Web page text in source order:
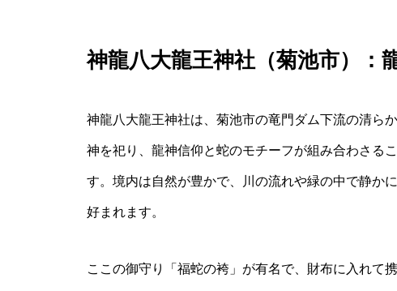
神龍八大龍王神社（菊池市）：
神龍八大龍王神社は、菊池市の竜門ダム下流の清ら
神を祀り、龍神信仰と蛇のモチーフが組み合わさる
す。境内は自然が豊かで、川の流れや緑の中で静か
好まれます。
ここの御守り「福蛇の袴」が有名で、財布に入れて